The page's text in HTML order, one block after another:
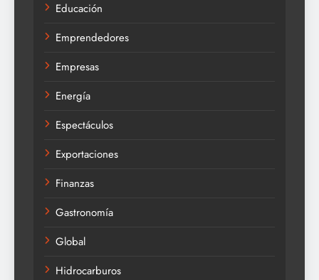
Educación
Emprendedores
Empresas
Energía
Espectáculos
Exportaciones
Finanzas
Gastronomía
Global
Hidrocarburos